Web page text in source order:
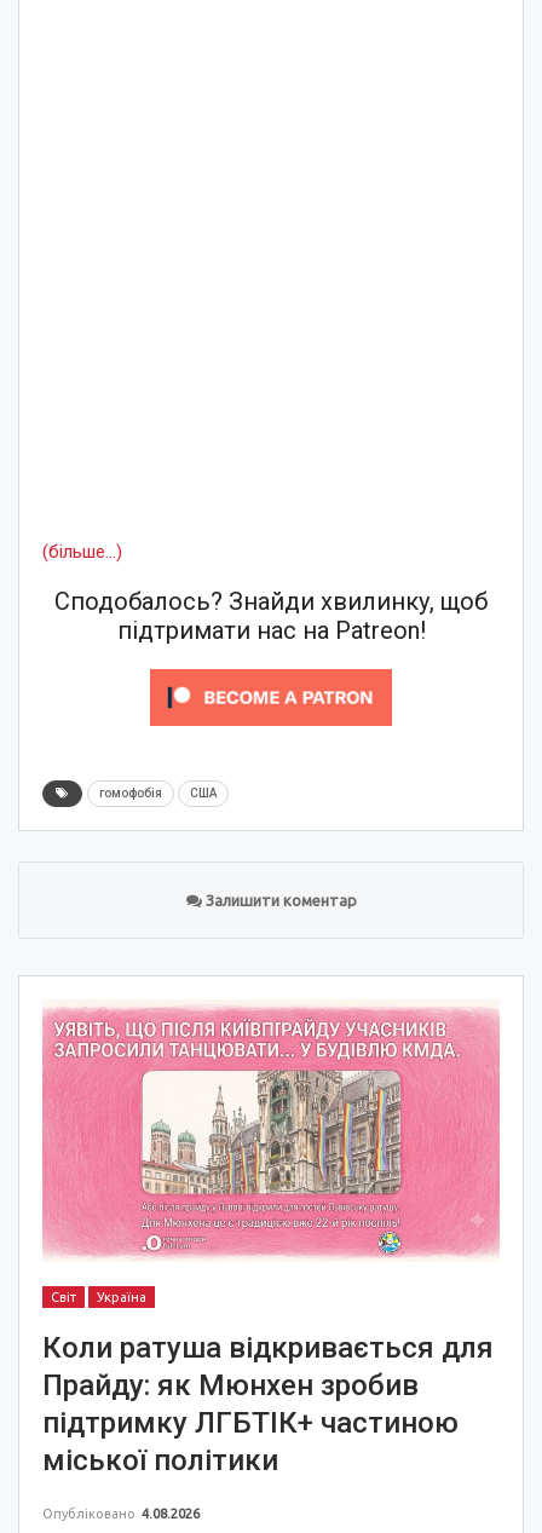
(більше…)
Сподобалось? Знайди хвилинку, щоб
підтримати нас на Patreon!
гомофобія США
Залишити коментар
Світ Україна
Коли ратуша відкривається для
Прайду: як Мюнхен зробив
підтримку ЛГБТІК+ частиною
міської політики
Опубліковано 4.08.2026